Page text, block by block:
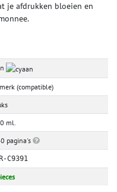
je afdrukken bloeien en
(compatible)
ml.
pagina's
C9391